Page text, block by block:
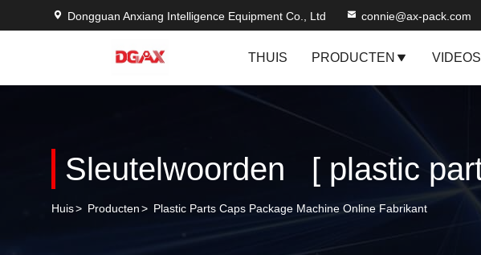
Dongguan Anxiang Intelligence Equipment Co., Ltd connie@ax-pack.com
THUIS PRODUCTEN VIDEOS
Huis> Producten> Plastic Parts Caps Package Machine Online Fabrikant